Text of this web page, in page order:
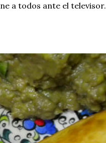
a todos ante el televisor.